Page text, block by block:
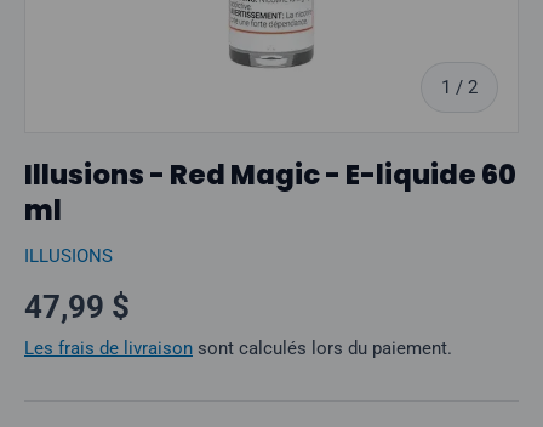
1 / sur
2
Illusions - Red Magic - E-liquide 60
ml
ILLUSIONS
Prix normal
47,99 $
Les frais de livraison sont calculés lors du paiement.